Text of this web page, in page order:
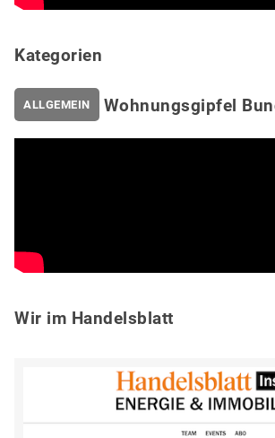
Kategorien
ALLGEMEIN Wohnungsgipfel
Wir im Handelsblatt